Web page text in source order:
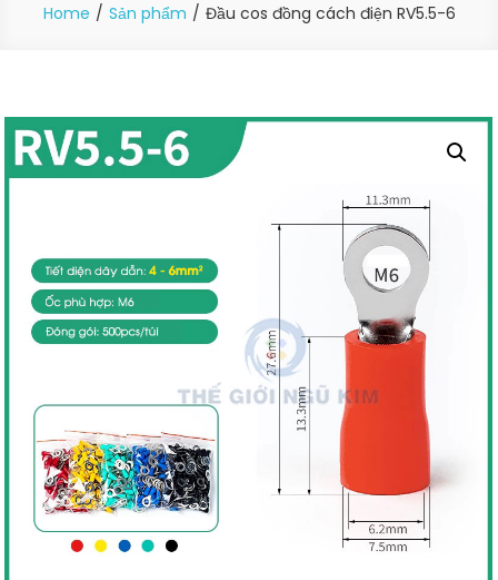
Home Sản phẩm Đầu cos đồng cách điện RV5.5-6